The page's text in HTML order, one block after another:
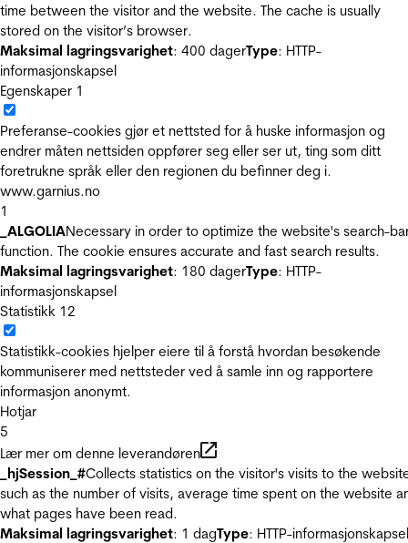
time between the visitor and the website. The cache is usually
stored on the visitor’s browser.
Maksimal lagringsvarighet: 400 dagerType: HTTP-
informasjonskapsel
Egenskaper 1
Preferanse-cookies gjør et nettsted for å huske informasjon og
endrer måten nettsiden oppfører seg eller ser ut, ting som ditt
foretrukne språk eller den regionen du befinner deg i.
www.garnius.no
1
_ALGOLIANecessary in order to optimize the website's search-
function. The cookie ensures accurate and fast search results.
Maksimal lagringsvarighet: 180 dagerType: HTTP-
informasjonskapsel
Statistikk 12
Statistikk-cookies hjelper eiere til å forstå hvordan besøkende
kommuniserer med nettsteder ved å samle inn og rapportere
informasjon anonymt.
Hotjar
5
Lær mer om denne leverandøren
_hjSession_#Collects statistics on the visitor's visits to the
such as the number of visits, average time spent on the website
what pages have been read.
Maksimal lagringsvarighet: 1 dagType: HTTP-informasjonskapsel